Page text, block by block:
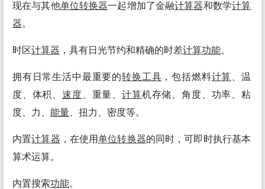
现在与其他单位转换器一起增加了金融计算器和数学计算
器。
时区计算器 ，具有日光节约和精确的时差计算功能。
拥有日常生活中最重要的转换工具 ，包括燃料计算 、温
度、体积、速度 、重量、计算机存储、角度、功率、粘
度、力、 能量 、扭力、密度等。
内置计算器 ，在使用单位转换器的同时，可即时执行基本
算术运算。
内置搜索功能。